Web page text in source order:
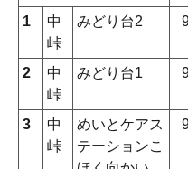
1
中
峠
みどり台2
2
中
峠
みどり台1
3
中
峠
めいとケアス
テーションこ